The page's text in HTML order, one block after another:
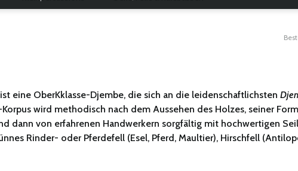
eine OberKklasse-Djembe, die sich an die leidenschaftlichsten
wird methodisch nach dem Aussehen des Holzes, seiner
dann von erfahrenen Handwerkern sorgfältig mit hochwertigen
Rinder- oder Pferdefell (Esel, Pferd, Maultier), Hirschfell